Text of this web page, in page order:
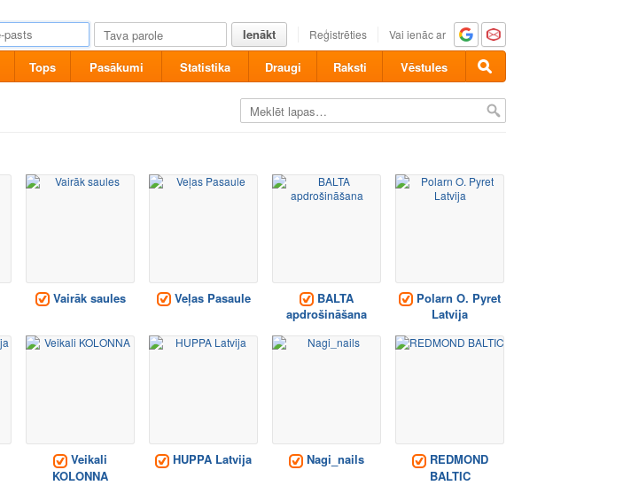
Ienākt Reģistrēties Vai ienāc ar
Tops Pasākumi Statistika Draugi Raksti Vēstules
Vairāk saules Veļas Pasaule
BALTA
apdrošināšana
Polarn O. Pyret
Latvija
Veikali
KOLONNA
HUPPA Latvija Nagi_nails
REDMOND
BALTIC